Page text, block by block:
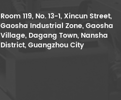
Room 119, No. 13-1, Xincun Street,
Gaosha Industrial Zone, Gaosha
Village, Dagang Town, Nansha
District, Guangzhou City